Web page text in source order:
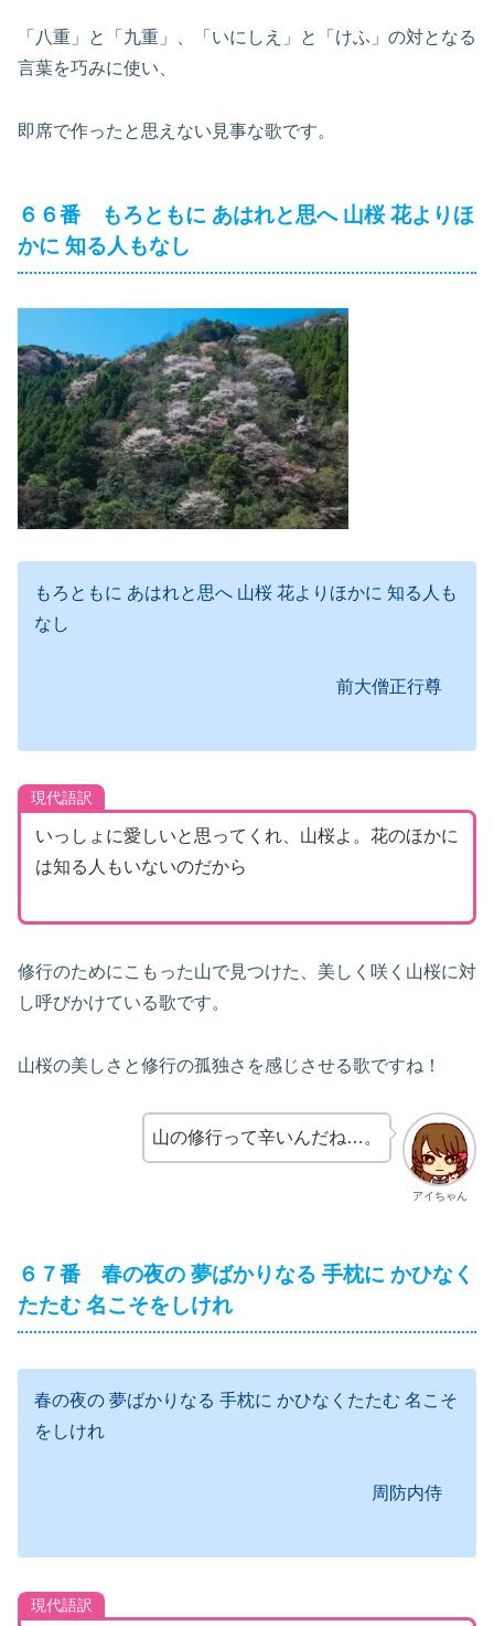
「八重」と「九重」、「いにしえ」と「けふ」の対となる
言葉を巧みに使い、
即席で作ったと思えない見事な歌です。
６６番 もろともに あはれと思へ 山桜 花よりほ
かに 知る人もなし
もろともに あはれと思へ 山桜 花よりほかに 知る人も
なし
前大僧正行尊
現代語訳
いっしょに愛しいと思ってくれ、山桜よ。花のほかに
は知る人もいないのだから
修行のためにこもった山で見つけた、美しく咲く山桜に対
し呼びかけている歌です。
山桜の美しさと修行の孤独さを感じさせる歌ですね！
アイちゃん
山の修行って辛いんだね…。
６７番 春の夜の 夢ばかりなる 手枕に かひなく
たたむ 名こそをしけれ
春の夜の 夢ばかりなる 手枕に かひなくたたむ 名こそ
をしけれ
周防内侍
現代語訳